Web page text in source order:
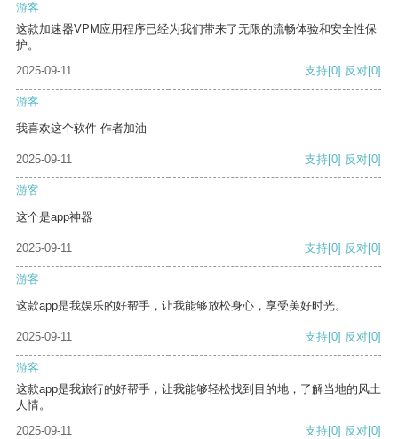
游客
这款加速器VPM应用程序已经为我们带来了无限的流畅体验和安全性保
护。
2025-09-11
支持[0] 反对[0]
游客
我喜欢这个软件 作者加油
2025-09-11 支持[0] 反对[0]
游客
这个是app神器
2025-09-11 支持[0] 反对[0]
游客
这款app是我娱乐的好帮手，让我能够放松身心，享受美好时光。
2025-09-11 支持[0] 反对[0]
游客
这款app是我旅行的好帮手，让我能够轻松找到目的地，了解当地的风土
人情。
2025-09-11
支持[0] 反对[0]